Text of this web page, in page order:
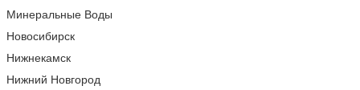
Минеральные Воды
Новосибирск
Нижнекамск
Нижний Новгород